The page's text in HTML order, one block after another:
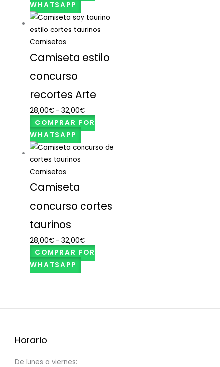
WHATSAPP
Camisetas
Camiseta estilo
concurso
recortes Arte
28,00€ - 32,00€
COMPRAR POR
WHATSAPP
Camisetas
Camiseta
concurso cortes
taurinos
28,00€ - 32,00€
COMPRAR POR
WHATSAPP
Horario
De lunes a viernes: